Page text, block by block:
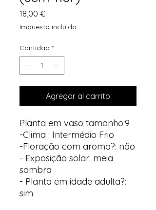
18,00 €Precio
Impuesto incluido
Cantidad *
Agregar al carrito
Planta em vaso tamanho:9
-Clima : Intermédio Frio
-Floração com aroma?: não
- Exposição solar: meia
sombra
- Planta em idade adulta?:
sim